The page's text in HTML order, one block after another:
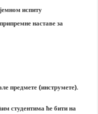
испиту
наставе за
предмете (инструмете).
студентима ће бити на